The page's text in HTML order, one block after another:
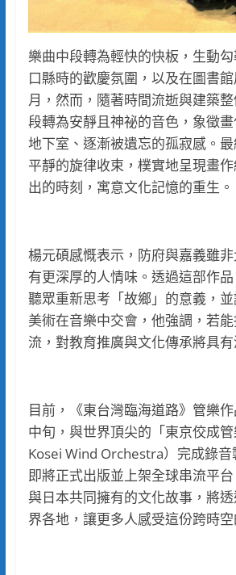
樂曲中段轉為輕快的快板，生動
口縣時的歡慶氛圍，以及在圖書
月，然而，隨著時間流逝與建築
段轉為安靜且神祕的音色，象徵
地下室、逐漸被遺忘的孤寂感。
平靜的旋律收束，樸實地呈現畫
出的時刻，寓意文化記憶的重生。
楊元碩感慨表示，防府與嘉義雖
有更深厚的人情味。透過這部作
聽眾重新思考「故鄉」的意義，
美術在音樂中交會，他強調，若
流，對教育推廣與文化傳承將具有
目前，《東台灣臨海道路》管樂
中旬，與世界頂尖的「東京佼成
Kosei Wind Orchestra）完成錄
即將正式出版並上架全球串流平
與日本共同擁有的文化故事，將
界各地，讓更多人感受這份跨時空